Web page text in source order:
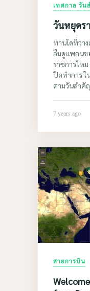
เทศกาล วัน
วันหยุดร
ท่านใดที่วา
ลืมดูแพลนข
ราชการไห
ปิดทำการ
ตามวันสำคั
7 years ago
สายการบิน